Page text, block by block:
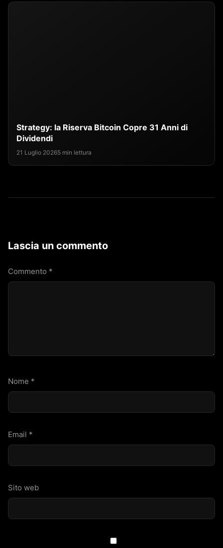
Strategy: la Riserva Bitcoin Copre 31 Anni di
Dividendi
21 Luglio 20265 min lettura
Lascia un commento
Commento *
Nome *
Email *
Sito web